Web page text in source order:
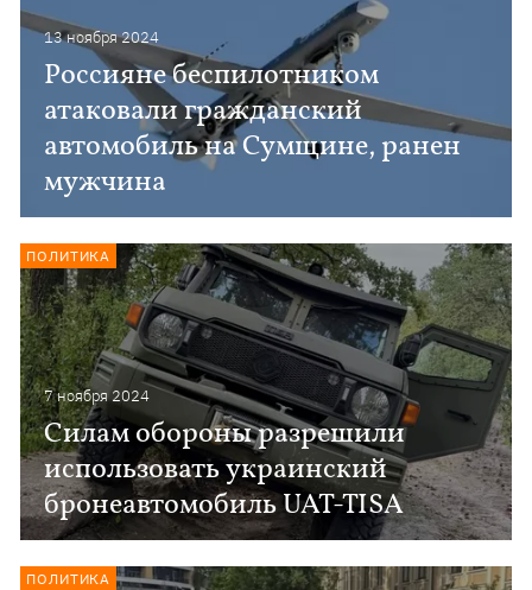
13 ноября 2024
Россияне беспилотником
атаковали гражданский
автомобиль на Сумщине, ранен
мужчина
7 ноября 2024
Силам обороны разрешили
использовать украинский
бронеавтомобиль UAT-TISA
ПОЛИТИКА
ПОЛИТИКА